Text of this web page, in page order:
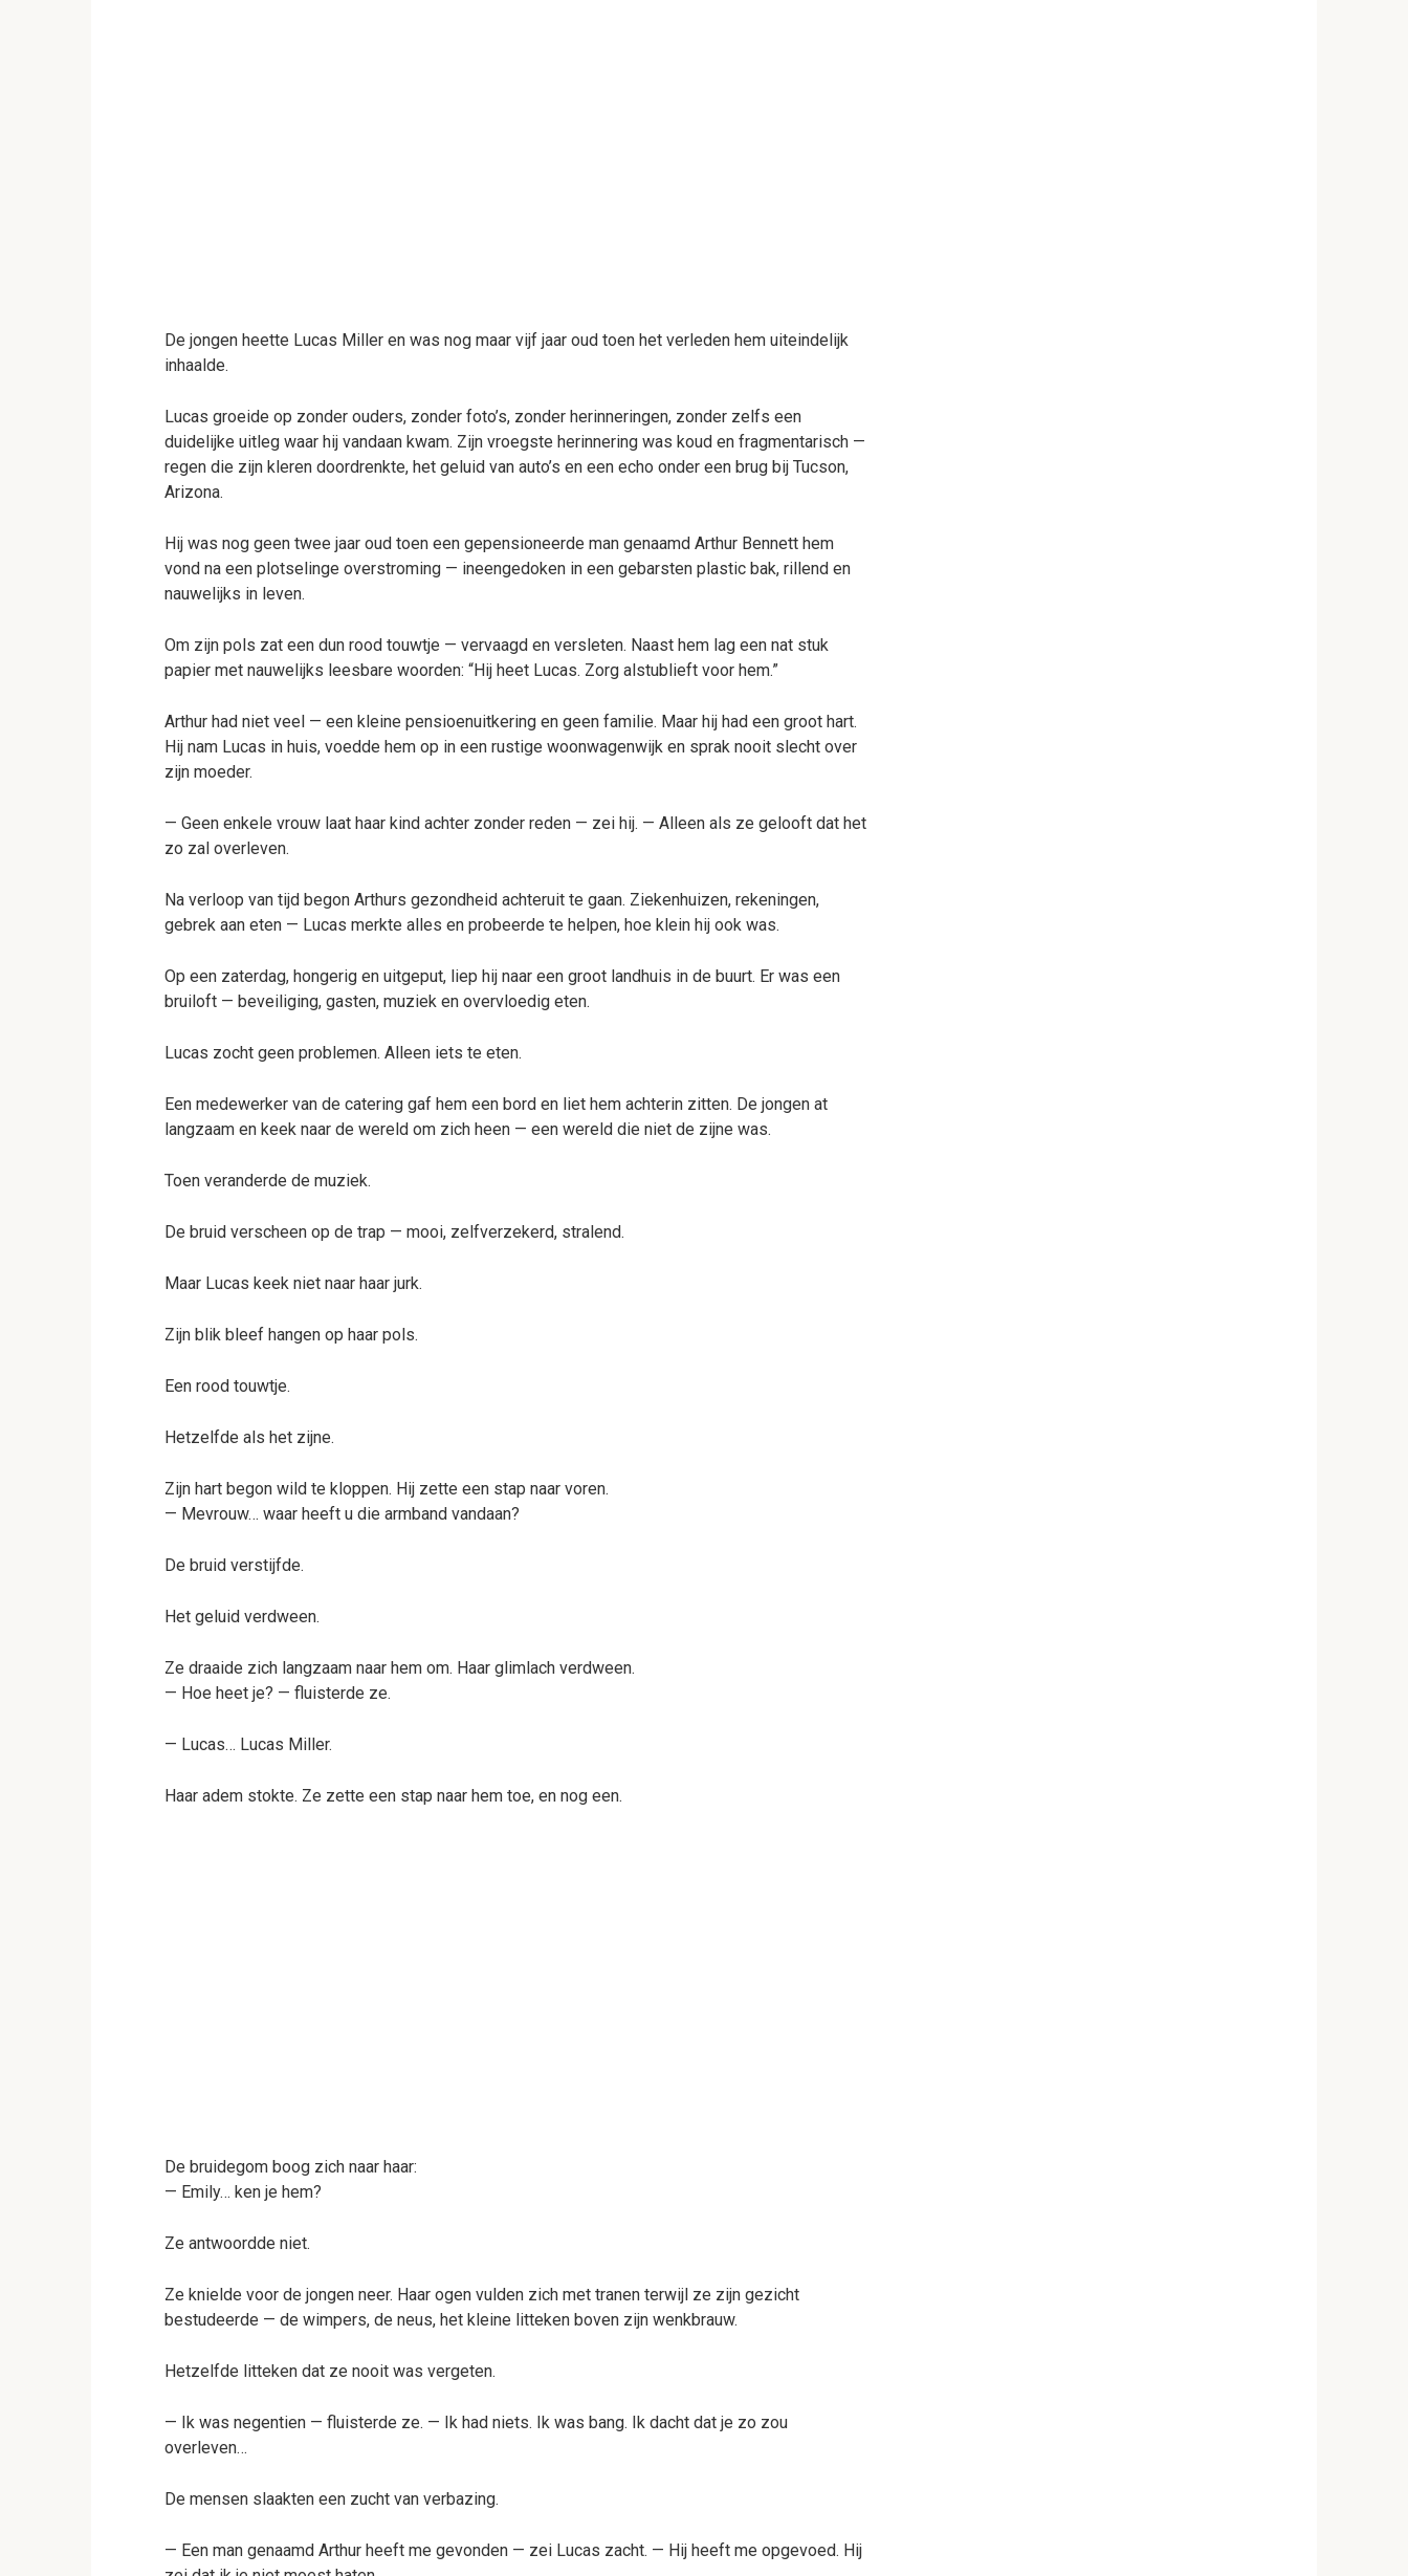
De jongen heette Lucas Miller en was nog maar vijf jaar oud toen het verleden hem uiteindelijk
inhaalde.
Lucas groeide op zonder ouders, zonder foto’s, zonder herinneringen, zonder zelfs een
duidelijke uitleg waar hij vandaan kwam. Zijn vroegste herinnering was koud en fragmentarisch —
regen die zijn kleren doordrenkte, het geluid van auto’s en een echo onder een brug bij Tucson,
Arizona.
Hij was nog geen twee jaar oud toen een gepensioneerde man genaamd Arthur Bennett hem
vond na een plotselinge overstroming — ineengedoken in een gebarsten plastic bak, rillend en
nauwelijks in leven.
Om zijn pols zat een dun rood touwtje — vervaagd en versleten. Naast hem lag een nat stuk
papier met nauwelijks leesbare woorden: “Hij heet Lucas. Zorg alstublieft voor hem.”
Arthur had niet veel — een kleine pensioenuitkering en geen familie. Maar hij had een groot hart.
Hij nam Lucas in huis, voedde hem op in een rustige woonwagenwijk en sprak nooit slecht over
zijn moeder.
— Geen enkele vrouw laat haar kind achter zonder reden — zei hij. — Alleen als ze gelooft dat het
zo zal overleven.
Na verloop van tijd begon Arthurs gezondheid achteruit te gaan. Ziekenhuizen, rekeningen,
gebrek aan eten — Lucas merkte alles en probeerde te helpen, hoe klein hij ook was.
Op een zaterdag, hongerig en uitgeput, liep hij naar een groot landhuis in de buurt. Er was een
bruiloft — beveiliging, gasten, muziek en overvloedig eten.
Lucas zocht geen problemen. Alleen iets te eten.
Een medewerker van de catering gaf hem een bord en liet hem achterin zitten. De jongen at
langzaam en keek naar de wereld om zich heen — een wereld die niet de zijne was.
Toen veranderde de muziek.
De bruid verscheen op de trap — mooi, zelfverzekerd, stralend.
Maar Lucas keek niet naar haar jurk.
Zijn blik bleef hangen op haar pols.
Een rood touwtje.
Hetzelfde als het zijne.
Zijn hart begon wild te kloppen. Hij zette een stap naar voren.
— Mevrouw… waar heeft u die armband vandaan?
De bruid verstijfde.
Het geluid verdween.
Ze draaide zich langzaam naar hem om. Haar glimlach verdween.
— Hoe heet je? — fluisterde ze.
— Lucas… Lucas Miller.
Haar adem stokte. Ze zette een stap naar hem toe, en nog een.
De bruidegom boog zich naar haar:
— Emily… ken je hem?
Ze antwoordde niet.
Ze knielde voor de jongen neer. Haar ogen vulden zich met tranen terwijl ze zijn gezicht
bestudeerde — de wimpers, de neus, het kleine litteken boven zijn wenkbrauw.
Hetzelfde litteken dat ze nooit was vergeten.
— Ik was negentien — fluisterde ze. — Ik had niets. Ik was bang. Ik dacht dat je zo zou
overleven…
De mensen slaakten een zucht van verbazing.
— Een man genaamd Arthur heeft me gevonden — zei Lucas zacht. — Hij heeft me opgevoed. Hij